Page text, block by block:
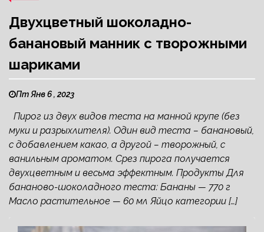
Двухцветный шоколадно-
банановый манник с творожными
шариками
Пт Янв 6 , 2023
Пирог из двух видов теста на манной крупе (без
муки и разрыхлителя). Один вид теста – банановый,
с добавлением какао, а другой – творожный, с
ванильным ароматом. Срез пирога получается
двухцветным и весьма эффектным. Продукты Для
бананово-шоколадного теста: Бананы — 770 г
Масло растительное — 60 мл Яйцо категории […]